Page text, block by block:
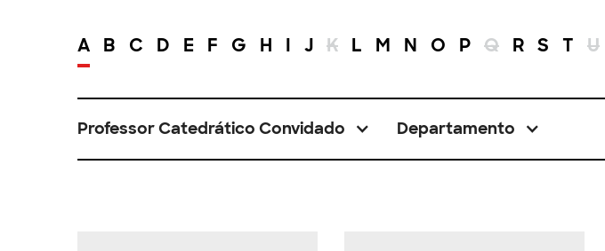
A B C D E F G H I J K L M N O P Q R S T U
Professor Catedrático Convidado Departamento